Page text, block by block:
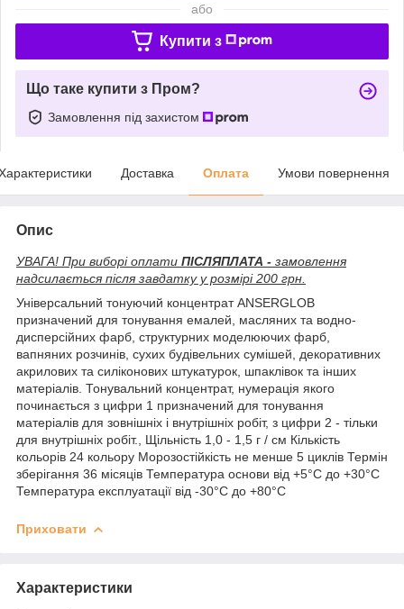
або
Купити з
Що таке купити з Пром?
Замовлення під захистом
Доставка Оплата Умови повернення
Опис
УВАГА! При виборі оплати ПІСЛЯПЛАТА - замовлення
надсилається після завдатку у розмірі 200 грн.
Універсальний тонуючий концентрат ANSERGLOB
призначений для тонування емалей, масляних та водно-
дисперсійних фарб, структурних моделюючих фарб,
вапняних розчинів, сухих будівельних сумішей, декоративних
акрилових та силіконових штукатурок, шпаклівок та інших
матеріалів. Тонувальний концентрат, нумерація якого
починається з цифри 1 призначений для тонування
матеріалів для зовнішніх і внутрішніх робіт, з цифри 2 - тільки
для внутрішніх робіт., Щільність 1,0 - 1,5 г / см Кількість
кольорів 24 кольору Морозостійкість не менше 5 циклів Термін
зберігання 36 місяців Температура основи від +5°С до +30°С
Температура експлуатації від -30°С до +80°С
Приховати
Характеристики